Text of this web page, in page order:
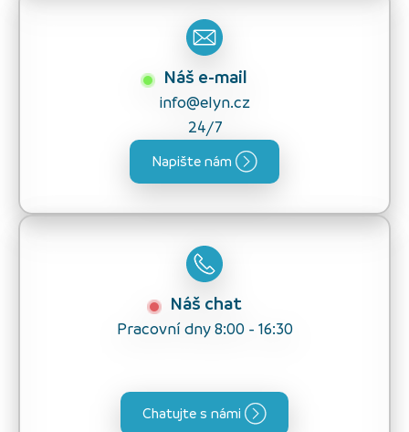
Náš e-mail
info@elyn.cz
24/7
Napište nám
Náš chat
Pracovní dny 8:00 - 16:30
Chatujte s námi